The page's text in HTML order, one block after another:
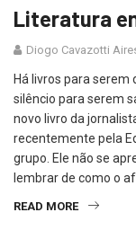
Literatura
Diogo Cavazotti
Há livros para
silêncio para serem
novo livro da
recentemente pela
grupo. Ele não se
lembrar de como o
READ MORE